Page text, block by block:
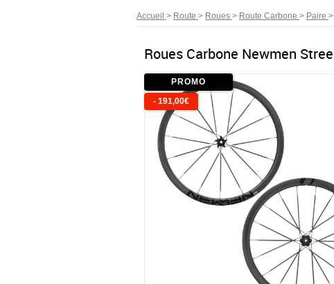
Accueil > Route > Roues > Route Carbone > Paire >
Roues Carbone Newmen
PROMO
- 191,00€